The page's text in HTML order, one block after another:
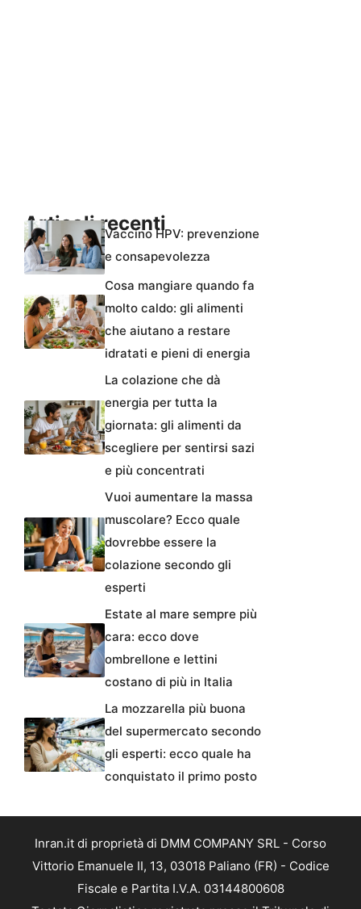
Articoli recentiVaccino HPV: prevenzione
e consapevolezza
Cosa mangiare quando fa
molto caldo: gli alimenti
che aiutano a restare
idratati e pieni di energia
La colazione che dà
energia per tutta la
giornata: gli alimenti da
scegliere per sentirsi sazi
e più concentrati
Vuoi aumentare la massa
muscolare? Ecco quale
dovrebbe essere la
colazione secondo gli
esperti
Estate al mare sempre più
cara: ecco dove
ombrellone e lettini
costano di più in Italia
La mozzarella più buona
del supermercato secondo
gli esperti: ecco quale ha
conquistato il primo posto
Inran.it di proprietà di DMM COMPANY SRL - Corso
Vittorio Emanuele II, 13, 03018 Paliano (FR) - Codice
Fiscale e Partita I.V.A. 03144800608